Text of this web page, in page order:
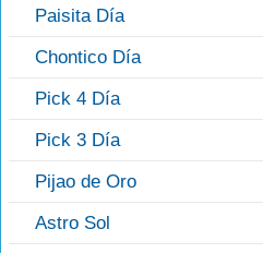
Paisita Día
Chontico Día
Pick 4 Día
Pick 3 Día
Pijao de Oro
Astro Sol